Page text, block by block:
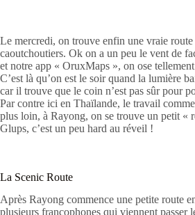
Le mercredi, on trouve enfin une vraie
caoutchoutiers. Ok on a un peu le vent de
et notre app « OruxMaps », on ose
C’est là qu’on est le soir quand la lumière
car il trouve que le coin n’est pas sûr pour
Par contre ici en Thaïlande, le travail
plus loin, à Rayong, on se trouve un petit «
Glups, c’est un peu hard au réveil !
La Scenic Route
Après Rayong commence une petite route
plusieurs francophones qui viennent passer